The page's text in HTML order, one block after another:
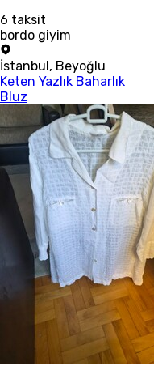
6 taksit
bordo giyim
İstanbul, Beyoğlu
Keten Yazlık Baharlık
Bluz